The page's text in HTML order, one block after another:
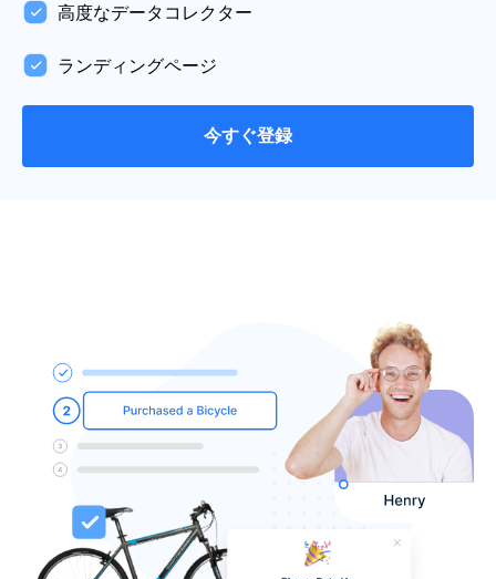
高度なデータコレクター
ランディングページ
今すぐ登録